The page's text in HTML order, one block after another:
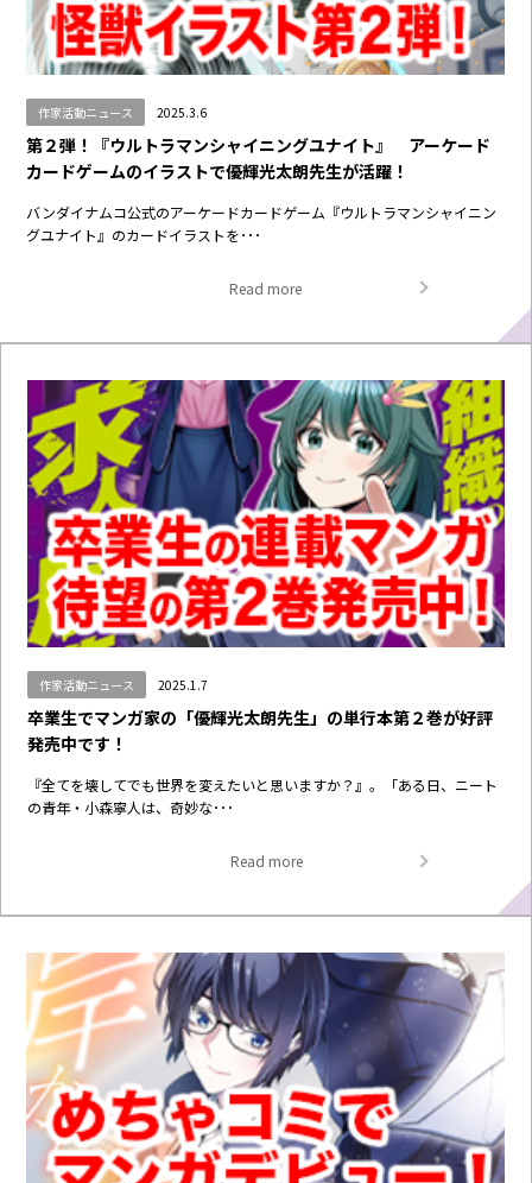
作家活動ニュース 2025.3.6
第２弾！『ウルトラマンシャイニングユナイト』 アーケード
カードゲームのイラストで優輝光太朗先生が活躍！
バンダイナムコ公式のアーケードカードゲーム『ウルトラマンシャイニン
グユナイト』のカードイラストを･･･
Read more
作家活動ニュース 2025.1.7
卒業生でマンガ家の「優輝光太朗先生」の単行本第２巻が好評
発売中です！
『全てを壊してでも世界を変えたいと思いますか？』。「ある日、ニート
の青年・小森寧人は、奇妙な･･･
Read more